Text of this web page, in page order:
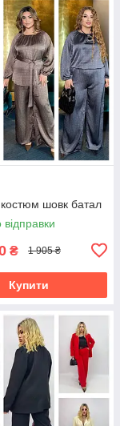
шовк батал
₴ 1 905 ₴
Купити